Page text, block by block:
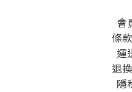
會
條
運
退
隱